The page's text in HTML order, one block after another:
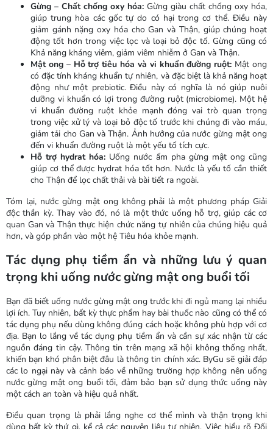
Gừng – Chất chống oxy hóa: Gừng giàu chất chống oxy hóa,
giúp trung hòa các gốc tự do có hại trong cơ thể. Điều này
giảm gánh nặng oxy hóa cho Gan và Thận, giúp chúng hoạt
động tốt hơn trong việc lọc và loại bỏ độc tố. Gừng cũng có
Khả năng kháng viêm, giảm viêm nhiễm ở Gan và Thận.
Mật ong – Hỗ trợ tiêu hóa và vi khuẩn đường ruột: Mật ong
có đặc tính kháng khuẩn tự nhiên, và đặc biệt là khả năng hoạt
động như một prebiotic. Điều này có nghĩa là nó giúp nuôi
dưỡng vi khuẩn có lợi trong đường ruột (microbiome). Một hệ
vi khuẩn đường ruột khỏe mạnh đóng vai trò quan trọng
trong việc xử lý và loại bỏ độc tố trước khi chúng đi vào máu,
giảm tải cho Gan và Thận. Ảnh hưởng của nước gừng mật ong
đến vi khuẩn đường ruột là một yếu tố tích cực.
Hỗ trợ hydrat hóa: Uống nước ấm pha gừng mật ong cũng
giúp cơ thể được hydrat hóa tốt hơn. Nước là yếu tố cần thiết
cho Thận để lọc chất thải và bài tiết ra ngoài.
Tóm lại, nước gừng mật ong không phải là một phương pháp Giải
độc thần kỳ. Thay vào đó, nó là một thức uống hỗ trợ, giúp các cơ
quan Gan và Thận thực hiện chức năng tự nhiên của chúng hiệu quả
hơn, và góp phần vào một hệ Tiêu hóa khỏe mạnh.
Tác dụng phụ tiềm ẩn và những lưu ý quan
trọng khi uống nước gừng mật ong buổi tối
Bạn đã biết uống nước gừng mật ong trước khi đi ngủ mang lại nhiều
lợi ích. Tuy nhiên, bất kỳ thực phẩm hay bài thuốc nào cũng có thể có
tác dụng phụ nếu dùng không đúng cách hoặc không phù hợp với cơ
địa. Bạn lo lắng về tác dụng phụ tiềm ẩn và cần sự xác nhận từ các
nguồn đáng tin cậy. Thông tin trên mạng xã hội không thống nhất,
khiến bạn khó phân biệt đâu là thông tin chính xác. ByGu sẽ giải đáp
các lo ngại này và cảnh báo về những trường hợp không nên uống
nước gừng mật ong buổi tối, đảm bảo bạn sử dụng thức uống này
một cách an toàn và hiệu quả nhất.
Điều quan trọng là phải lắng nghe cơ thể mình và thận trọng khi